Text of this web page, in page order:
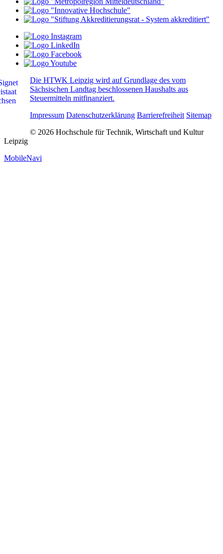
Die HTWK Leipzig wird auf Grundlage des vom
Sächsischen Landtag beschlossenen Haushalts aus
Steuermitteln mitfinanziert.
Impressum Datenschutzerklärung Barrierefreiheit Sitemap
© 2026 Hochschule für Technik, Wirtschaft und Kultur
Leipzig
MobileNavi